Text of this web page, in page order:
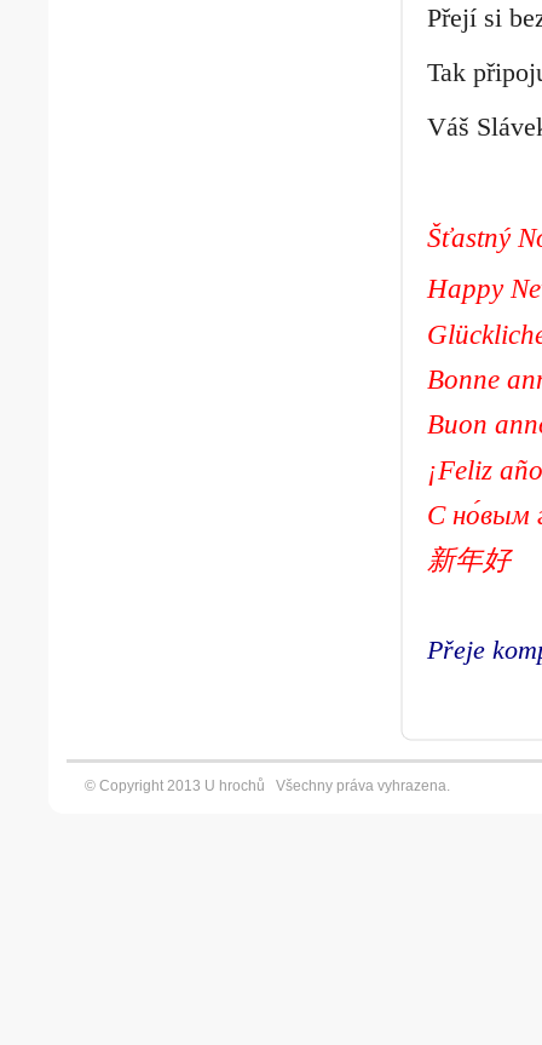
Přejí si
Tak
Váš
Šťastný
Happy
Bonne
Buon
¡Feliz
С но́вым
新年好
Přeje
© Copyright 2013 U hrochů Všechny práva vyhrazena.